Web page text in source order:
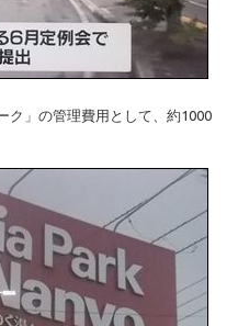
ク」の管理費用として、約1000